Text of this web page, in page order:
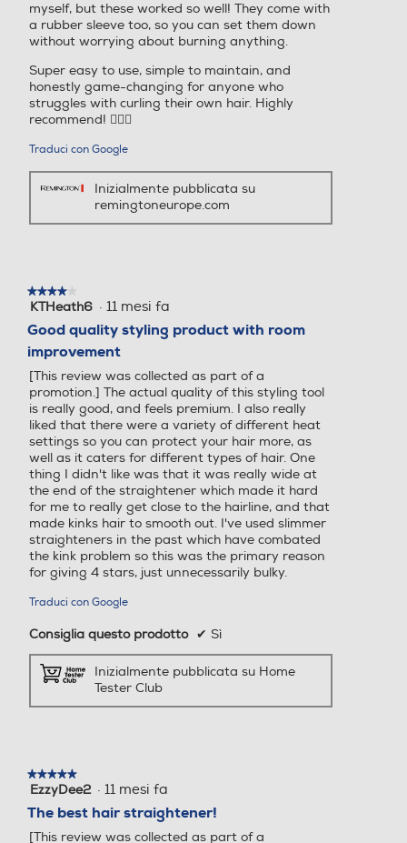
myself, but these worked so well! They come with
a rubber sleeve too, so you can set them down
without worrying about burning anything.
Super easy to use, simple to maintain, and
honestly game-changing for anyone who
struggles with curling their own hair. Highly
recommend! 💁‍♀️✨
Traduci con Google
Inizialmente pubblicata su
remingtoneurope.com
★★★★★
★★★★★
4
5
stelle.
KTHeath6 · 11 mesi fa
Good quality styling product with room
improvement
[This review was collected as part of a
promotion.] The actual quality of this styling tool
is really good, and feels premium. I also really
liked that there were a variety of different heat
settings so you can protect your hair more, as
well as it caters for different types of hair. One
thing I didn't like was that it was really wide at
the end of the straightener which made it hard
for me to really get close to the hairline, and that
made kinks hair to smooth out. I've used slimmer
straighteners in the past which have combated
the kink problem so this was the primary reason
for giving 4 stars, just unnecessarily bulky.
Traduci con Google
Consiglia questo prodotto ✔ Sì
Inizialmente pubblicata su Home
Tester Club
★★★★★
★★★★★
5
5
stelle.
EzzyDee2 · 11 mesi fa
The best hair straightener!
[This review was collected as part of a